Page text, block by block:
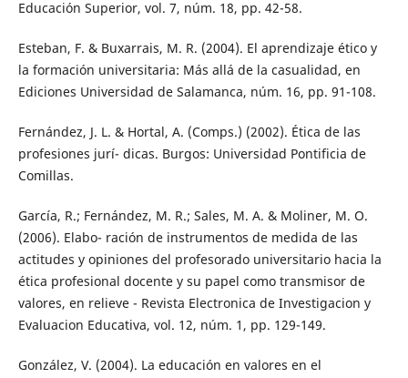
Educación Superior, vol. 7, núm. 18, pp. 42-58.
Esteban, F. & Buxarrais, M. R. (2004). El aprendizaje ético y
la formación universitaria: Más allá de la casualidad, en
Ediciones Universidad de Salamanca, núm. 16, pp. 91-108.
Fernández, J. L. & Hortal, A. (Comps.) (2002). Ética de las
profesiones jurí- dicas. Burgos: Universidad Pontificia de
Comillas.
García, R.; Fernández, M. R.; Sales, M. A. & Moliner, M. O.
(2006). Elabo- ración de instrumentos de medida de las
actitudes y opiniones del profesorado universitario hacia la
ética profesional docente y su papel como transmisor de
valores, en relieve - Revista Electronica de Investigacion y
Evaluacion Educativa, vol. 12, núm. 1, pp. 129-149.
González, V. (2004). La educación en valores en el